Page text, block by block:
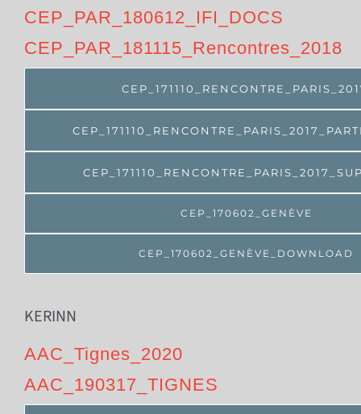
CEP_PAR_180612_IFI_DOCS
CEP_PAR_181115_Rencontres_2018
CEP_170602_GENÈVE
CEP_170602_GENÈVE_DOWNLOAD
KERINN
AAC_Tignes_2020
AAC_190317_TIGNES